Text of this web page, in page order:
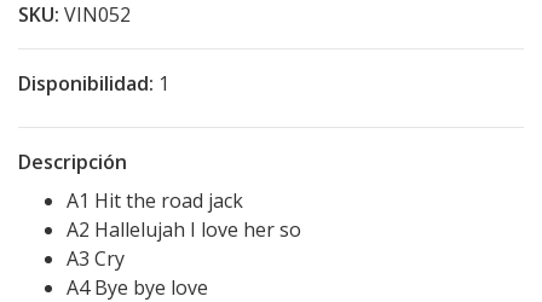
SKU: VIN052
Disponibilidad: 1
Descripción
A1 Hit the road jack
A2 Hallelujah I love her so
A3 Cry
A4 Bye bye love